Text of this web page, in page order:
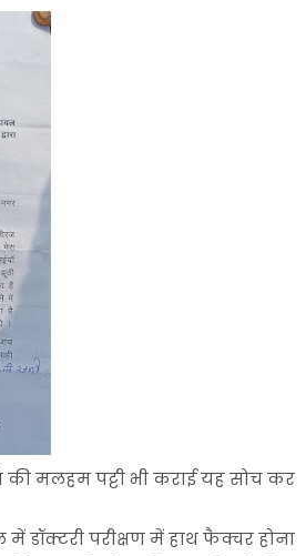
मलहम पट्टी भी कराई यह सोच कर
डॉक्टरी परीक्षण में हाथ फैक्चर होना